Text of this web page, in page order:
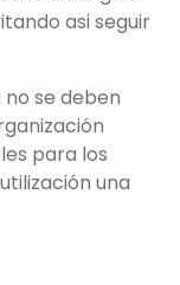
asi seguir
se deben
para los
una